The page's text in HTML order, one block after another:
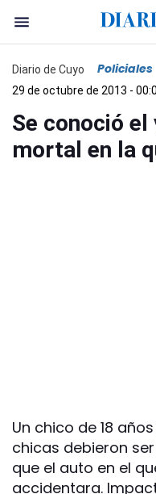
Diario de Cuyo Policiales
29 de octubre de 2013 -
Se conoció
mortal en la
Un chico de 18
chicas debieron
que el auto en el
accidentara.